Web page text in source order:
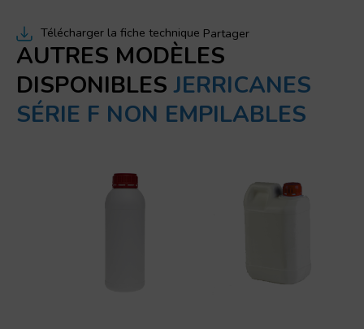
Télécharger la fiche technique Partager
AUTRES MODÈLES
DISPONIBLES JERRICANES
SÉRIE F NON EMPILABLES